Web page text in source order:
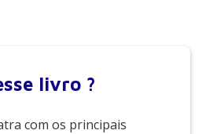
livro ?
com os principais